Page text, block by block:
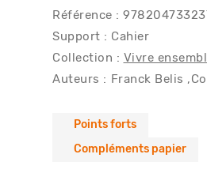
Référence :
Support : Cahier
Collection : Vivre
Auteurs : Franck Belis
Points forts
Compléments papier